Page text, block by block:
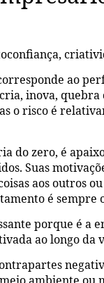
ao
inova,
o risco é
do zero, é
Suas
aos outros
é sempre
porque é
ao longo da